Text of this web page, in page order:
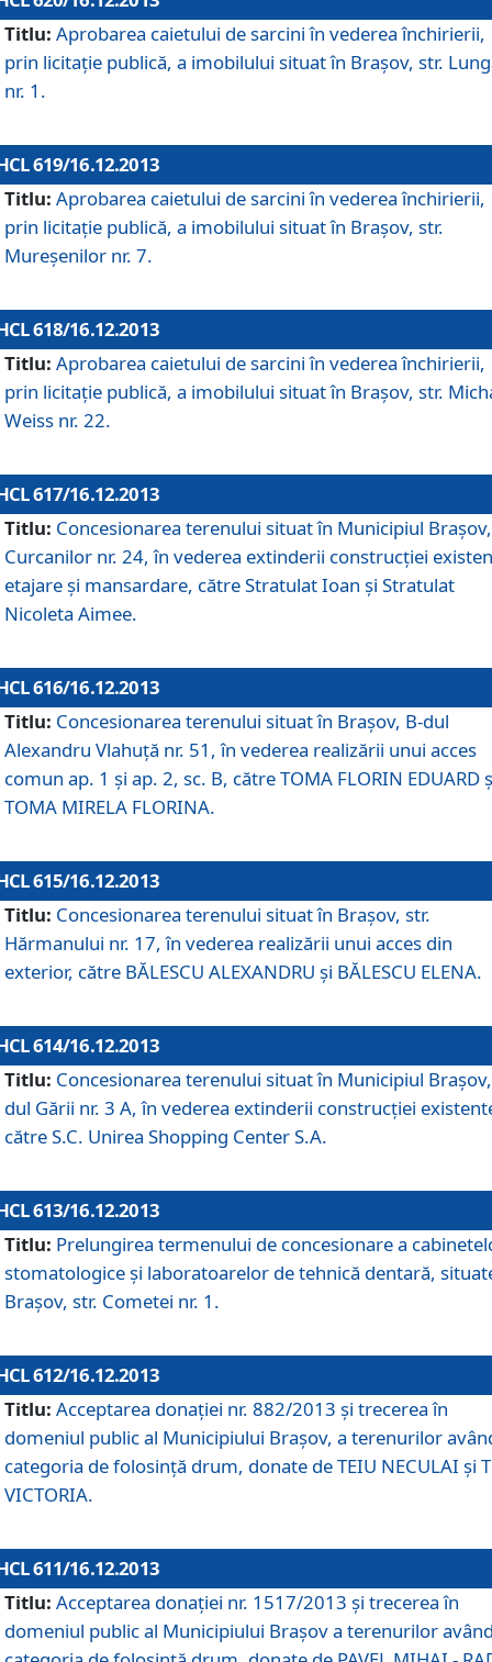
Titlu: Aprobarea caietului de sarcini în vederea închirierii,
prin licitaţie publică, a imobilului situat în Braşov, str.
nr. 1.
619/16.12.2013
Titlu: Aprobarea caietului de sarcini în vederea închirierii,
prin licitaţie publică, a imobilului situat în Braşov, str.
Mureşenilor nr. 7.
618/16.12.2013
Titlu: Aprobarea caietului de sarcini în vederea închirierii,
prin licitaţie publică, a imobilului situat în Braşov, str.
Weiss nr. 22.
617/16.12.2013
Titlu: Concesionarea terenului situat în Municipiul
Curcanilor nr. 24, în vederea extinderii construcţiei
etajare şi mansardare, către Stratulat Ioan şi Stratulat
Nicoleta Aimee.
616/16.12.2013
Titlu: Concesionarea terenului situat în Braşov, B-dul
Alexandru Vlahuţă nr. 51, în vederea realizării unui acces
comun ap. 1 şi ap. 2, sc. B, către TOMA FLORIN EDUARD
TOMA MIRELA FLORINA.
615/16.12.2013
Titlu: Concesionarea terenului situat în Braşov, str.
Hărmanului nr. 17, în vederea realizării unui acces din
exterior, către BĂLESCU ALEXANDRU şi BĂLESCU ELENA.
614/16.12.2013
Titlu: Concesionarea terenului situat în Municipiul
dul Gării nr. 3 A, în vederea extinderii construcţiei
către S.C. Unirea Shopping Center S.A.
613/16.12.2013
Titlu: Prelungirea termenului de concesionare a
stomatologice şi laboratoarelor de tehnică dentară,
Braşov, str. Cometei nr. 1.
612/16.12.2013
Titlu: Acceptarea donaţiei nr. 882/2013 şi trecerea în
domeniul public al Municipiului Braşov, a terenurilor
categoria de folosinţă drum, donate de TEIU NECULAI şi
VICTORIA.
611/16.12.2013
Titlu: Acceptarea donaţiei nr. 1517/2013 şi trecerea în
domeniul public al Municipiului Braşov a terenurilor